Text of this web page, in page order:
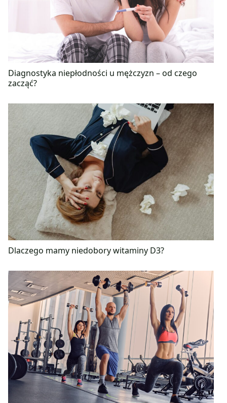
Diagnostyka niepłodności u mężczyzn – od czego
zacząć?
Dlaczego mamy niedobory witaminy D3?